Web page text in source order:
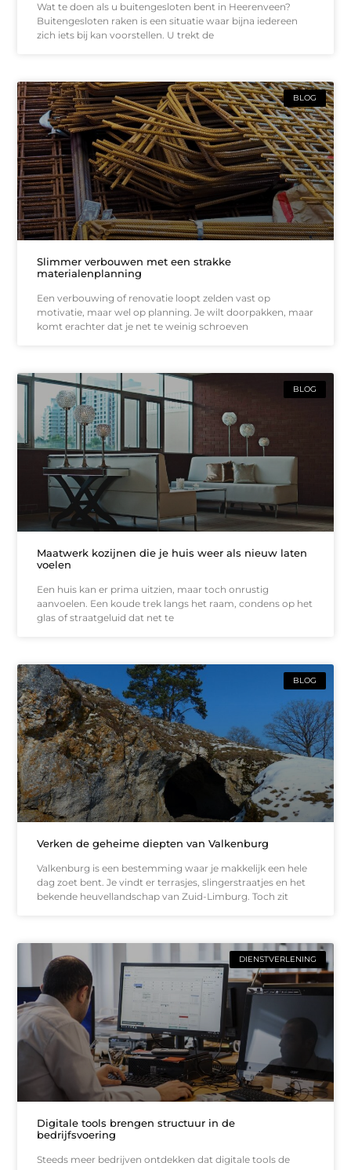
Wat te doen als u buitengesloten bent in Heerenveen?
Buitengesloten raken is een situatie waar bijna iedereen
zich iets bij kan voorstellen. U trekt de
BLOG
Slimmer verbouwen met een strakke
materialenplanning
Een verbouwing of renovatie loopt zelden vast op
motivatie, maar wel op planning. Je wilt doorpakken, maar
komt erachter dat je net te weinig schroeven
BLOG
Maatwerk kozijnen die je huis weer als nieuw laten
voelen
Een huis kan er prima uitzien, maar toch onrustig
aanvoelen. Een koude trek langs het raam, condens op het
glas of straatgeluid dat net te
BLOG
Verken de geheime diepten van Valkenburg
Valkenburg is een bestemming waar je makkelijk een hele
dag zoet bent. Je vindt er terrasjes, slingerstraatjes en het
bekende heuvellandschap van Zuid-Limburg. Toch zit
DIENSTVERLENING
Digitale tools brengen structuur in de
bedrijfsvoering
Steeds meer bedrijven ontdekken dat digitale tools de